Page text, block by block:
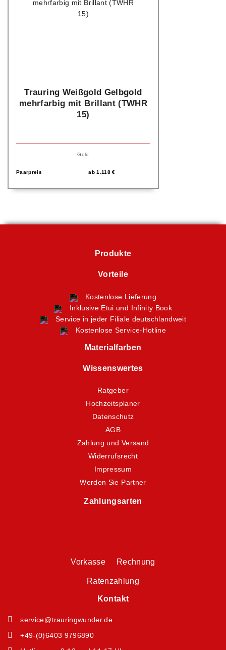
Trauring Weißgold Gelbgold
mehrfarbig mit Brillant (TWHR
15)
Gold
Paarpreis ab1.118€
Produkte
Vorteile
Kostenlose Lieferung
Inklusive Etui und Infinity Book
Service in jeder Filiale deutschlandweit
Kostenlose Service-Hotline
Materialfarben
Wissenswertes
Ratgeber
Hochzeitsplaner
Datenschutz
AGB
Zahlung und Versand
Widerrufsrecht
Impressum
Werden Sie Partner
Zahlungsarten
Vorkasse Rechnung
Ratenzahlung
Kontakt
service@trauringwunder.de
+49-(0)6403 9796890